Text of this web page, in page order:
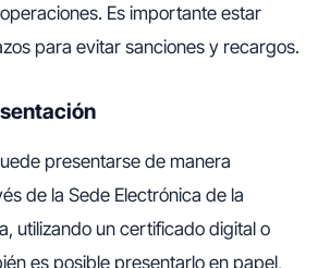
Es importante estar
para evitar sanciones y recargos.
presentarse de manera
de la Sede Electrónica de la
utilizando un certificado digital o
es posible presentarlo en papel,